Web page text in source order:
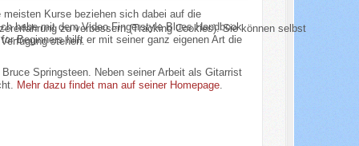
Kurse beziehen sich dabei auf die
habe mit dem Video Fingerstyle Blues Handbook
Beginners hilft er mit seiner ganz eigenen Art die
Springsteen. Neben seiner Arbeit als Gitarrist
Mehr dazu findet man auf seiner Homepage.
zu verbessern (Tracking Cookies). Sie können selbst
stehen.